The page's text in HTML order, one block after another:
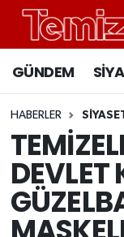
GÜNDEM
HABERLER
DEVLET
CANLI YAYIN
ASAYİŞ
EĞİTİM
SAĞLIK
Hava Durumu
Süper Lig
Tüm
Son Dakika